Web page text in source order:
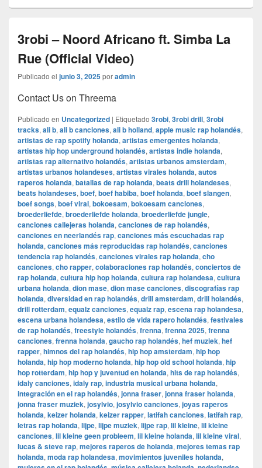
3robi – Noord Africano ft. Simba La
Rue (Official Video)
Publicado el junio 3, 2025poradmin
Contact Us on Threema
Publicado en Uncategorized | Etiquetado 3robi, 3robi drill, 3robi
tracks, ali b, ali b canciones, ali b holland, apple music rap holandés,
artistas de rap spotify holanda, artistas emergentes holanda,
artistas hip hop underground holandés, artistas indie holanda,
artistas rap alternativo holandés, artistas urbanos amsterdam,
artistas urbanos holandeses, artistas virales holanda, autos
raperos holanda, batallas de rap holanda, beats drill holandeses,
beats holandeses, boef, boef habiba, boef holanda, boef slangen,
boef songs, boef viral, bokoesam, bokoesam canciones,
broederliefde, broederliefde holanda, broederliefde jungle,
canciones callejeras holanda, canciones de rap holandés,
canciones en neerlandés rap, canciones más escuchadas rap
holanda, canciones más reproducidas rap holandés, canciones
tendencia rap holandés, canciones virales rap holanda, cho
canciones, cho rapper, colaboraciones rap holandés, conciertos de
rap holanda, cultura hip hop holanda, cultura rap holandesa, cultura
urbana holanda, dion mase, dion mase canciones, discografías rap
holanda, diversidad en rap holandés, drill amsterdam, drill holandés,
drill rotterdam, equalz canciones, equalz rap, escena rap holandesa,
escena urbana holandesa, estilo de vida rapero holandés, festivales
de rap holandés, freestyle holandés, frenna, frenna 2025, frenna
canciones, frenna holanda, gaucho rap holandés, hef muziek, hef
rapper, himnos del rap holandés, hip hop amsterdam, hip hop
holanda, hip hop moderno holanda, hip hop old school holanda, hip
hop rotterdam, hip hop y juventud en holanda, hits de rap holandés,
idaly canciones, idaly rap, industria musical urbana holanda,
integración en el rap holandés, jonna fraser, jonna fraser holanda,
jonna fraser muziek, josylvio, josylvio canciones, joyas raperos
holanda, keizer holanda, keizer rapper, latifah canciones, latifah rap,
letras rap holanda, lijpe, lijpe muziek, lijpe rap, lil kleine, lil kleine
canciones, lil kleine geen probleem, lil kleine holanda, lil kleine viral,
lucas & steve rap, mejores raperos de holanda, mejores temas rap
holanda, moda rap holandesa, movimientos juveniles holanda,